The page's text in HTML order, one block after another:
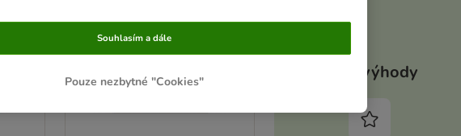
Vaše výhody
Pouze nezbytné "Cookies"
Souhlasím a dále